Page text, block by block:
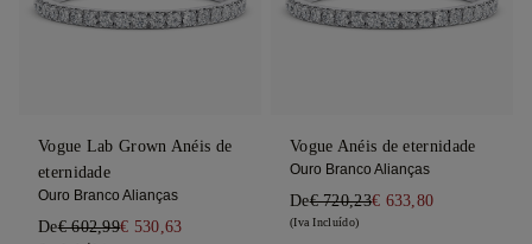
Vogue Lab Grown Anéis de
eternidade
Ouro Branco Alianças
De€ 602,99€ 530,63
Vogue Anéis de eternidade
Ouro Branco Alianças
De€ 720,23€ 633,80
(Iva Incluído)